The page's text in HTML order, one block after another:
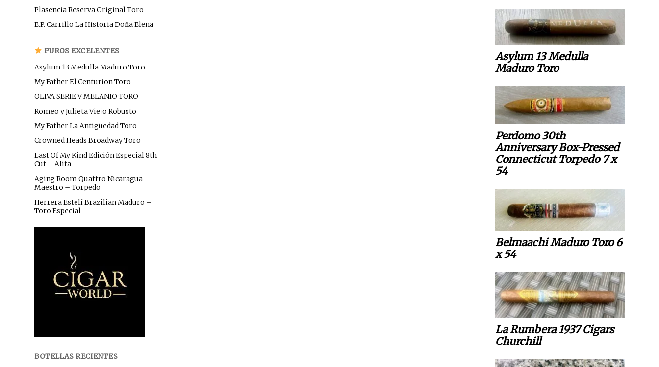
Plasencia Reserva Original Toro
E.P. Carrillo La Historia Doña Elena
PUROS EXCELENTES
Asylum 13 Medulla Maduro Toro
My Father El Centurion Toro
OLIVA SERIE V MELANIO TORO
Romeo y Julieta Viejo Robusto
My Father La Antigüedad Toro
Crowned Heads Broadway Toro
Last Of My Kind Edición Especial 8th
Cut – Alita
Aging Room Quattro Nicaragua
Maestro – Torpedo
Herrera Estelí Brazilian Maduro –
Toro Especial
BOTELLAS RECIENTES
Asylum 13 Medulla
Maduro Toro
Perdomo 30th
Anniversary Box-Pressed
Connecticut Torpedo 7 x
54
Belmaachi Maduro Toro 6
x 54
La Rumbera 1937 Cigars
Churchill